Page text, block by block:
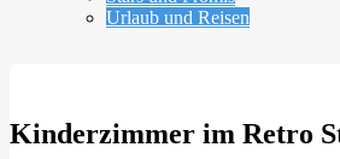
Urlaub und Reisen
Kinderzimmer im Retro